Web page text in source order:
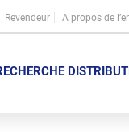
Revendeur A propos de